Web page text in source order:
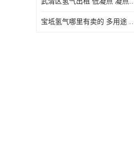
宝坻氢气哪里有卖的 多用